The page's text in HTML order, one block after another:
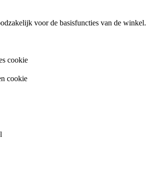
voor de basisfuncties van de winkel.
cookie
cookie